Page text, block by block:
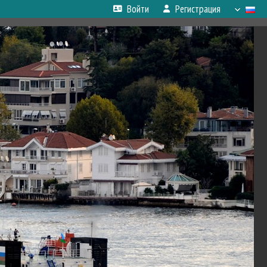
Войти Регистрация